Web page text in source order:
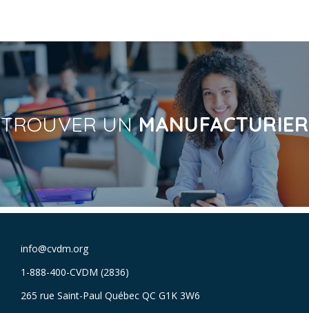
TROUVER UNMANUFACTURIER
info@cvdm.org
1-888-400-CVDM (2836)
265 rue Saint-Paul Québec QC G1K 3W6